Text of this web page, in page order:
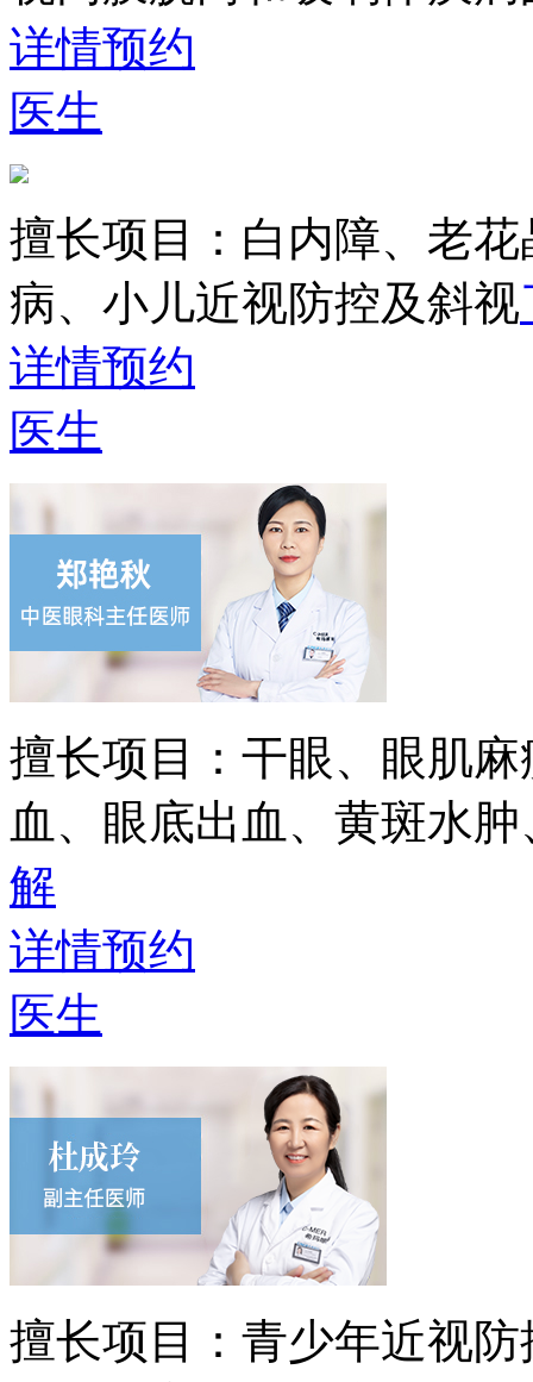
详情预约
医生
擅长项目： 白内障、老
病、小儿近视防控及斜视
详情预约
医生
擅长项目： 干眼、眼肌
血、眼底出血、黄斑水
解
详情预约
医生
擅长项目： 青少年近视